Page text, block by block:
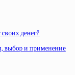
денег?
выбор и применение